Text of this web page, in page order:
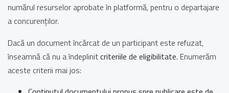
numărul resurselor aprobate în platformă, pentru o departajare
a concurenților.
Dacă un document încărcat de un participant este refuzat,
înseamnă că nu a îndeplinitcriteriile de eligibilitate. Enumerăm
aceste criterii mai jos: